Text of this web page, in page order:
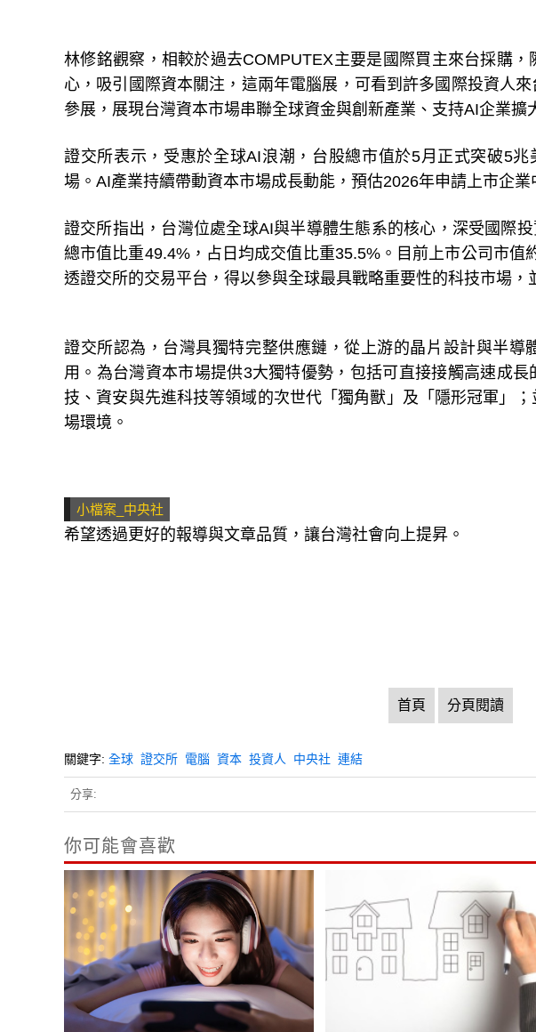
林修銘觀察，相較於過去COMPUTEX主要是國際買主來台採購
心，吸引國際資本關注，這兩年電腦展，可看到許多國際投資人
參展，展現台灣資本市場串聯全球資金與創新產業、支持AI企業擴
證交所表示，受惠於全球AI浪潮，台股總市值於5月正式突破5
場。AI產業持續帶動資本市場成長動能，預估2026年申請上市企業
證交所指出，台灣位處全球AI與半導體生態系的核心，深受國際
總市值比重49.4%，占日均成交值比重35.5%。目前上市公司市值
透證交所的交易平台，得以參與全球最具戰略重要性的科技市場，
證交所認為，台灣具獨特完整供應鏈，從上游的晶片設計與半導
用。為台灣資本市場提供3大獨特優勢，包括可直接接觸高速成
技、資安與先進科技等領域的次世代「獨角獸」及「隱形冠軍」
場環境。
小檔案_中央社
希望透過更好的報導與文章品質，讓台灣社會向上提昇。
首頁 分頁閱讀
關鍵字: 全球 證交所 電腦 資本 投資人 中央社 連結
分享:
你可能會喜歡